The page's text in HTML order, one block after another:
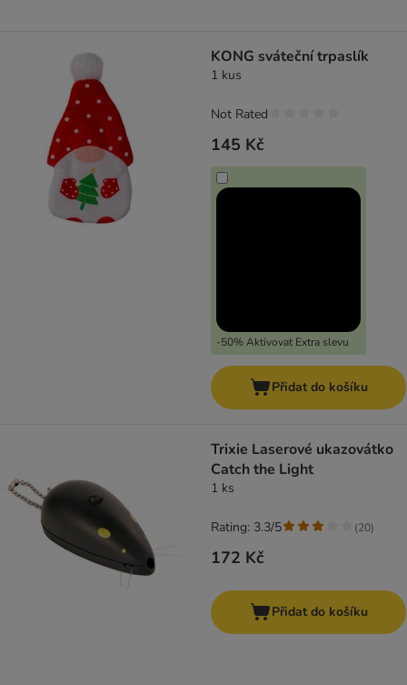
KONG sváteční trpaslík
1 kus
145 Kč
-50% Aktivovat Extra slevu
Not Rated
Přidat do košíku
Trixie Laserové ukazovátko
Catch the Light
1 ks
172 Kč
Rating: 3.3/5 (20)
Přidat do košíku